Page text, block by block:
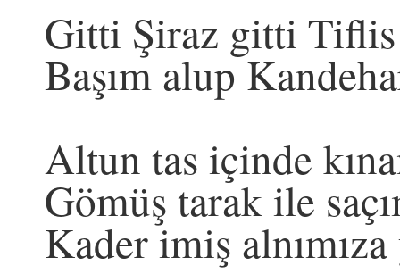
Gitti Şiraz gitti
Başım alup
Altun tas içinde
Gömüş tarak ile
Kader imiş alnımıza